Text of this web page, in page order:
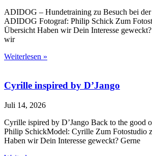
ADIDOG – Hundetraining zu Besuch bei
ADIDOG Fotograf: Philip Schick Zum
Übersicht Haben wir Dein Interesse
wir
Weiterlesen »
Cyrille inspired by D’Jango
Juli 14, 2026
Cyrille ispired by D’Jango Back to the good
Philip SchickModel: Cyrille Zum Fotostudio
Haben wir Dein Interesse geweckt? Gerne